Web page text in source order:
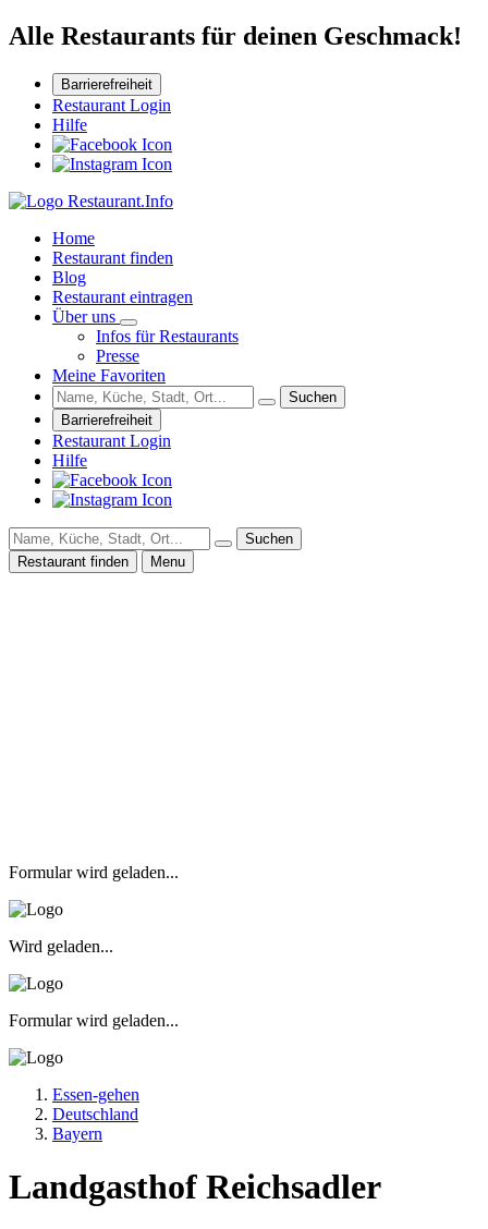
Alle Restaurants für deinen Geschmack!
Barrierefreiheit
Restaurant Login
Hilfe
Home
Restaurant finden
Blog
Restaurant eintragen
Über uns
Infos für Restaurants
Presse
Meine Favoriten
Suchen
Barrierefreiheit
Restaurant Login
Hilfe
Suchen
Restaurant finden
Menu
Formular wird geladen...
Wird geladen...
Formular wird geladen...
Essen-gehen
Deutschland
Bayern
Landgasthof Reichsadler